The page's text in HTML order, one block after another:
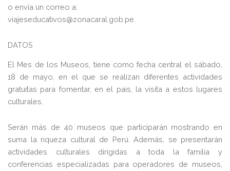
o envía un correo a:
viajeseducativos@zonacaral.gob.pe.
DATOS
El Mes de los Museos, tiene como fecha central el sábado,
18 de mayo, en el que se realizan diferentes actividades
gratuitas para fomentar, en el país, la visita a estos lugares
culturales.
Serán más de 40 museos que participarán mostrando en
suma la riqueza cultural de Perú. Además, se presentarán
actividades culturales dirigidas a toda la familia y
conferencias especializadas para operadores de museos,